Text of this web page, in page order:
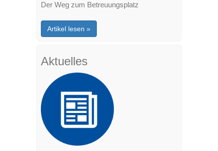
Der Weg zum Betreuungsplatz
Artikel lesen »
Aktuelles